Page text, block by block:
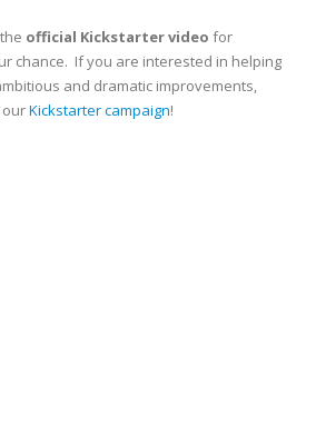
official Kickstarter video for
chance. If you are interested in helping
and dramatic improvements,
ourKickstarter campaign!